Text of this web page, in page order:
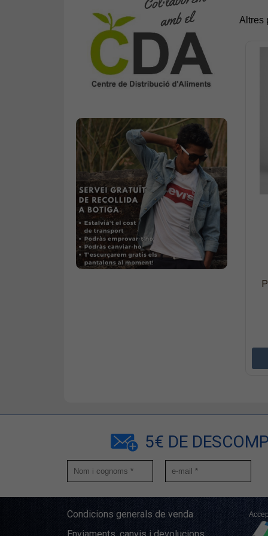
Altres
5€ DE
Condicions generals de venda
Enviaments, canvis i devolucions